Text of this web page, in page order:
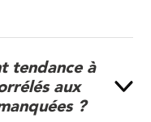
tendance à
aux
?